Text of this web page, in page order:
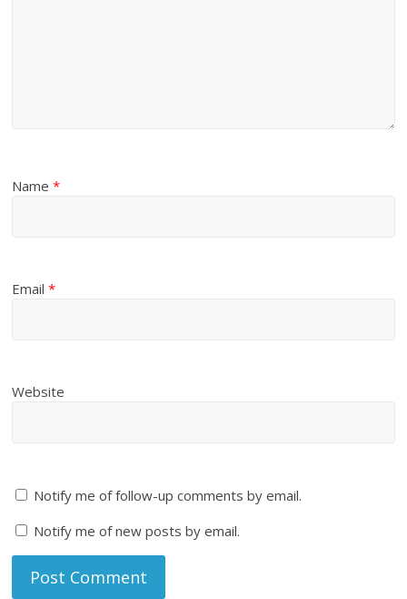
Name*
Email*
Website
Notify me of follow-up comments by email.
Notify me of new posts by email.